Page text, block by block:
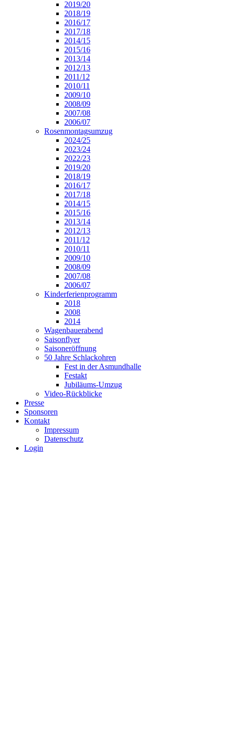
2019/20
2018/19
2016/17
2017/18
2014/15
2015/16
2013/14
2012/13
2011/12
2010/11
2009/10
2008/09
2007/08
2006/07
Rosenmontagsumzug
2024/25
2023/24
2022/23
2019/20
2018/19
2016/17
2017/18
2014/15
2015/16
2013/14
2012/13
2011/12
2010/11
2009/10
2008/09
2007/08
2006/07
Kinderferienprogramm
2018
2008
2014
Wagenbauerabend
Saisonflyer
Saisoneröffnung
50 Jahre Schlackohren
Fest in der Asmundhalle
Festakt
Jubiläums-Umzug
Video-Rückblicke
Presse
Sponsoren
Kontakt
Impressum
Datenschutz
Login